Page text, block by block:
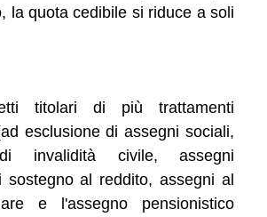
la quota cedibile si riduce a soli
titolari di più trattamenti
esclusione di assegni sociali,
invalidità civile, assegni
sostegno al reddito, assegni al
e l'assegno pensionistico